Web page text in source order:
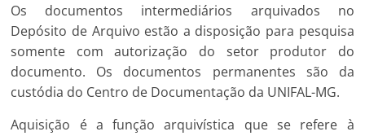
Os documentos intermediários arquivados no
Depósito de Arquivo estão a disposição para pesquisa
somente com autorização do setor produtor do
documento. Os documentos permanentes são da
custódia do Centro de Documentação da UNIFAL-MG.
Aquisição é a função arquivística que se refere à